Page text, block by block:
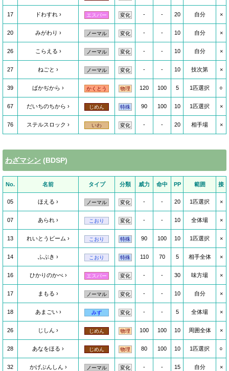
17 ドわすれ エスパー 変化 - - 20 自分 ×
20 みがわり ノーマル 変化 - - 10 自分 ×
26 こらえる ノーマル 変化 - - 10 自分 ×
27 ねごと ノーマル 変化 - - 10 技次第 ×
39 ばかぢから かくとう 物理 120 100 5 1匹選択 ○
67 だいちのちから じめん 特殊 90 100 10 1匹選択 ×
76 ステルスロック いわ 変化 - - 20 相手場 ×
わざマシン (BDSP)
No. 名前 タイプ 分類 威力 命中 PP 範囲 接
05 ほえる ノーマル 変化 - - 20 1匹選択 ×
07 あられ こおり 変化 - - 10 全体場 ×
13 れいとうビーム こおり 特殊 90 100 10 1匹選択 ×
14 ふぶき こおり 特殊 110 70 5 相手全体 ×
16 ひかりのかべ エスパー 変化 - - 30 味方場 ×
17 まもる ノーマル 変化 - - 10 自分 ×
18 あまごい みず 変化 - - 5 全体場 ×
26 じしん じめん 物理 100 100 10 周囲全体 ×
28 あなをほる じめん 物理 80 100 10 1匹選択 ○
32 かげぶんしん ノーマル 変化 - - 15 自分 ×